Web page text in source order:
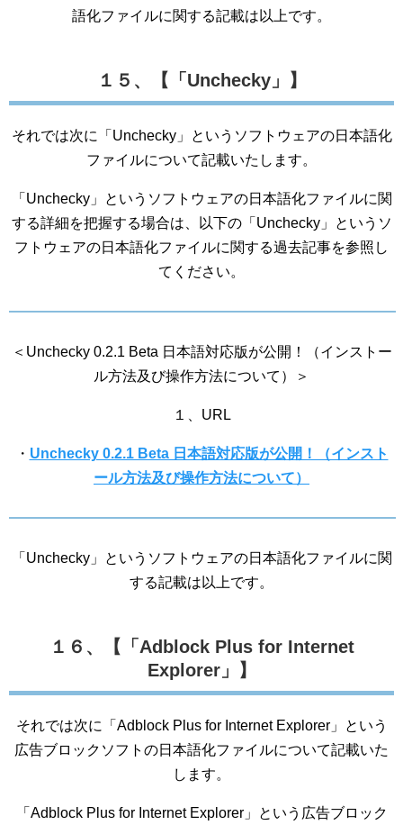
語化ファイルに関する記載は以上です。
１５、【「Unchecky」】
それでは次に「Unchecky」というソフトウェアの日本語化
ファイルについて記載いたします。
「Unchecky」というソフトウェアの日本語化ファイルに関
する詳細を把握する場合は、以下の「Unchecky」というソ
フトウェアの日本語化ファイルに関する過去記事を参照し
てください。
＜Unchecky 0.2.1 Beta 日本語対応版が公開！（インストー
ル方法及び操作方法について）＞
１、URL
・ Unchecky 0.2.1 Beta 日本語対応版が公開！（インスト
ール方法及び操作方法について）
「Unchecky」というソフトウェアの日本語化ファイルに関
する記載は以上です。
１６、【「Adblock Plus for Internet
Explorer」】
それでは次に「Adblock Plus for Internet Explorer」という
広告ブロックソフトの日本語化ファイルについて記載いた
します。
「Adblock Plus for Internet Explorer」という広告ブロック